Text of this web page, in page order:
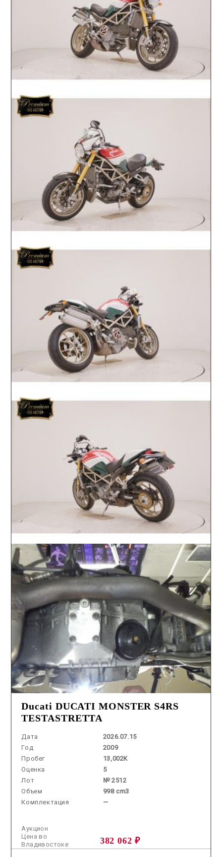
Ducati DUCATI MONSTER S4RS
TESTASTRETTA
Дата
2026.07.15
Год
2009
Пробег
13,002K
Оценка
5
Лот
№ 2512
Объем
998 cm3
Комплектация
—
Аукцион
382 062 ₽
Цена во
Владивостоке